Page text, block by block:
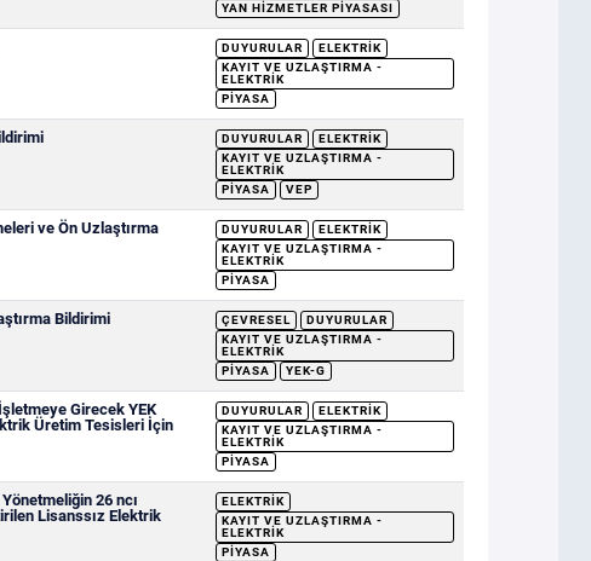
YAN HIZMETLER PIYASASI
DUYURULAR
ELEKTRIK
KAYIT VE UZLAŞTIRMA -
ELEKTRIK
PIYASA
DUYURULAR
ELEKTRIK
KAYIT VE UZLAŞTIRMA -
ELEKTRIK
PIYASA
VEP
ve Ön Uzlaştırma
DUYURULAR
ELEKTRIK
KAYIT VE UZLAŞTIRMA -
ELEKTRIK
PIYASA
Bildirimi ÇEVRESEL
DUYURULAR
KAYIT VE UZLAŞTIRMA -
ELEKTRIK
PIYASA
YEK-G
Girecek YEK
Üretim Tesisleri İçin
DUYURULAR
ELEKTRIK
KAYIT VE UZLAŞTIRMA -
ELEKTRIK
PIYASA
26 ncı
Lisanssız Elektrik
ELEKTRIK
KAYIT VE UZLAŞTIRMA -
ELEKTRIK
PIYASA